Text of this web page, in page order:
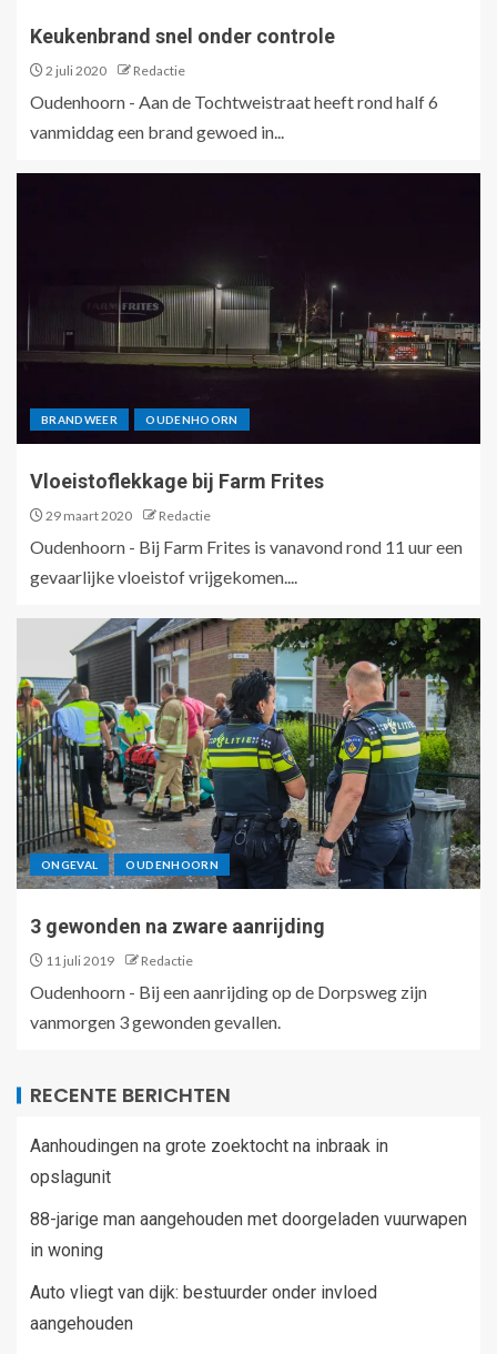
Keukenbrand snel onder controle
2 juli 2020 Redactie
Oudenhoorn - Aan de Tochtweistraat heeft rond half 6
vanmiddag een brand gewoed in...
BRANDWEER OUDENHOORN
Vloeistoflekkage bij Farm Frites
29 maart 2020 Redactie
Oudenhoorn - Bij Farm Frites is vanavond rond 11 uur een
gevaarlijke vloeistof vrijgekomen....
ONGEVAL OUDENHOORN
3 gewonden na zware aanrijding
11 juli 2019 Redactie
Oudenhoorn - Bij een aanrijding op de Dorpsweg zijn
vanmorgen 3 gewonden gevallen.
RECENTE BERICHTEN
Aanhoudingen na grote zoektocht na inbraak in
opslagunit
88-jarige man aangehouden met doorgeladen vuurwapen
in woning
Auto vliegt van dijk: bestuurder onder invloed
aangehouden